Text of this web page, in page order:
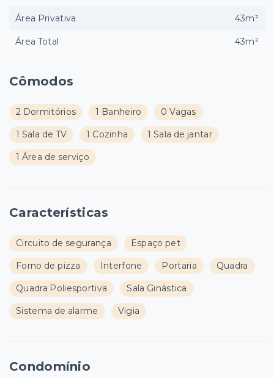
Cômodos
2 Dormitórios 1 Banheiro 0 Vagas
1 Sala de TV 1 Cozinha 1 Sala de jantar
1 Área de serviço
Características
Circuito de segurança Espaço pet
Forno de pizza Interfone Portaria Quadra
Quadra Poliesportiva Sala Ginástica
Sistema de alarme Vigia
Condomínio
Área Privativa 43m²
Área Total 43m²